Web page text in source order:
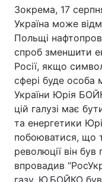
Зокрема, 17
Україна може
Польщі
спроб зменшити
Росії, якщо
сфері буде особа
України Юрія
цій галузі має
та енергетики
побоюватися, що
революції він
впровадив
газу. Ю.БОЙКО